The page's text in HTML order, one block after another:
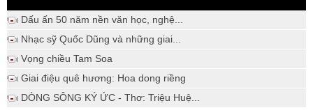
Dấu ấn 50 năm nền văn học, nghệ...
Nhạc sỹ Quốc Dũng và những giai...
Vọng chiều Tam Soa
Giai điệu quê hương: Hoa dong riềng
DÒNG SÔNG KÝ ỨC - Thơ: Triệu Huệ...